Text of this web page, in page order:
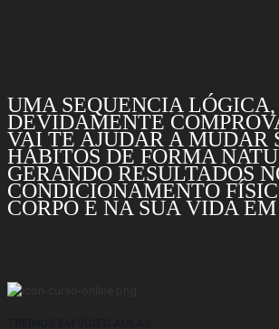
UMA SEQUENCIA
DEVIDAMENTE
VAI TE AJUDAR A MUDAR
HÁBITOS DE FORMA
GERANDO RESULTADOS
CONDICIONAMENTO
CORPO E NA SUA VIDA